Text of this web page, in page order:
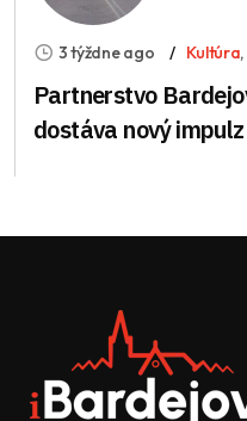
3 týždne ago Kultúra,
Partnerstvo
dostáva nový impulz